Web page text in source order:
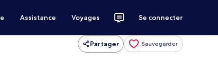
Assistance Voyages Se connecter
Partager Sauvegarder